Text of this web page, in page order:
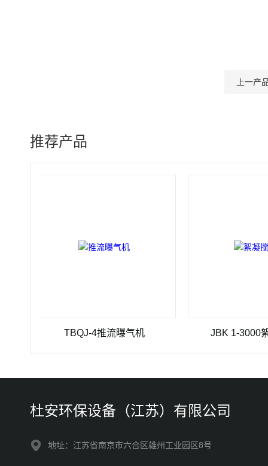
上一产
推荐产品
TBQJ-4推流曝气机 JBK 1-3000絮凝搅
杜安环保设备（江苏）有限公司
地址：江苏省南京市六合区雄州工业园区8号